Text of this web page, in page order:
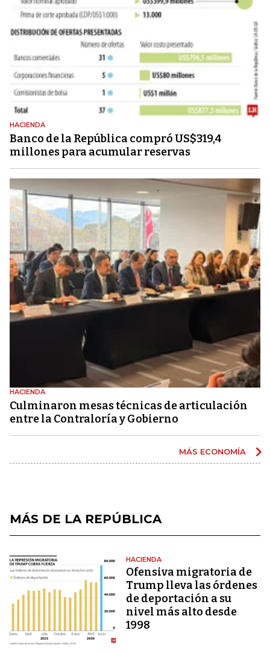
HACIENDA
Banco de la República compró US$319,4
millones para acumular reservas
HACIENDA
Culminaron mesas técnicas de articulación
entre la Contraloría y Gobierno
MÁS ECONOMÍA
MÁS DE LA REPÚBLICA
HACIENDA
Ofensiva migratoria de
Trump lleva las órdenes
de deportación a su
nivel más alto desde
1998